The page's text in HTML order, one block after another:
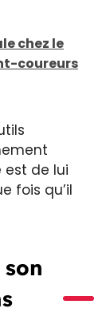
chez le
coureurs
est de lui
fois qu’il